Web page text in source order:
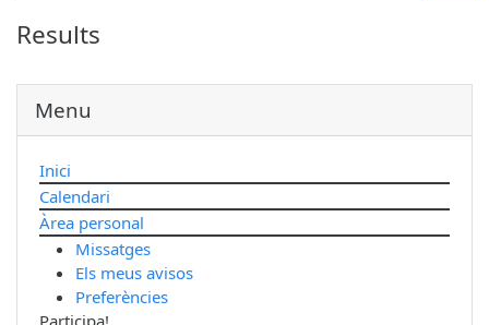
Results
Menu
Inici
Calendari
Àrea personal
Missatges
Els meus avisos
Preferències
Participa!